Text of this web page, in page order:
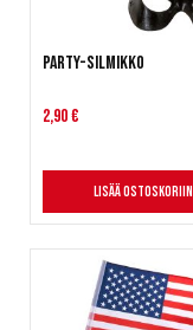
Party-silmikko
2,90 €
Lisää ostoskoriin